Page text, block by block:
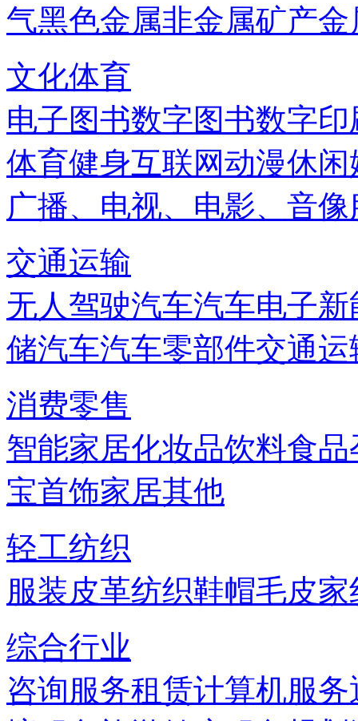
气黑色金属非金属矿产金
文化体育
电子图书数字图书数字印
体育健身互联网动漫休闲
广播、电视、电影、音像
交通运输
无人驾驶汽车汽车电子新
储汽车汽车零部件交通
消费零售
智能家居化妆品饮料食品
宝首饰家居其他
轻工纺织
服装皮革纺织鞋帽毛皮家
综合行业
咨询服务租赁计算机服务